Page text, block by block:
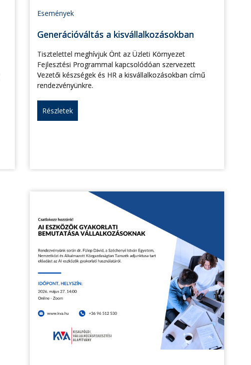
Események
Generációváltás a kisvállalkozásokban
Tisztelettel meghívjuk Önt az Üzleti Környezet
Fejlesztési Programmal kapcsolódóan szervezett
Vezetői készségek és HR a kisvállalkozásokban című
rendezvényünkre.
Részletek